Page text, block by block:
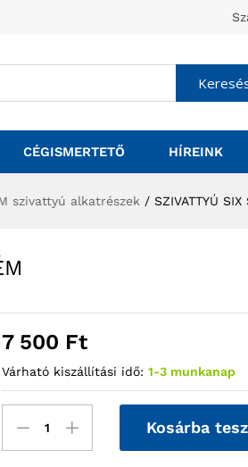
CÉGISMERTETŐ HÍREINK
szivattyú alkatrészek / SZIVATTYÚ
7 500 Ft
Várható kiszállítási idő: 1-3 munkanap
Kosárba